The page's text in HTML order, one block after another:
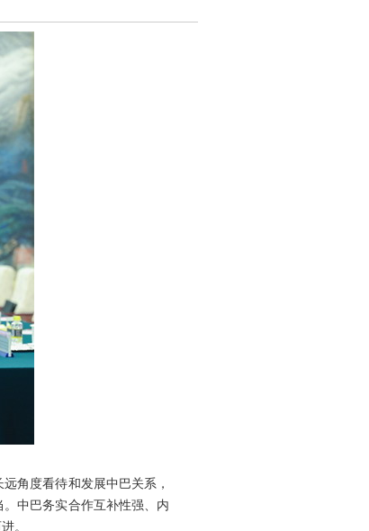
角度看待和发展中巴关系，
中巴务实合作互补性强、内
。